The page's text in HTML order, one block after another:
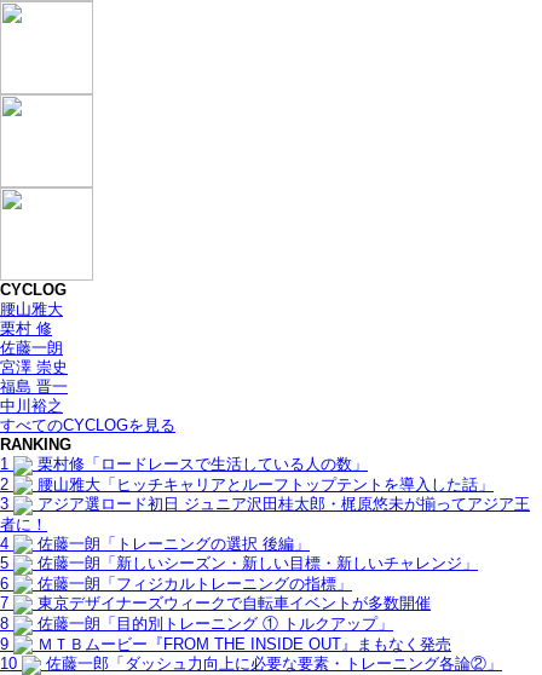
CYCLOG
腰山雅大
栗村 修
佐藤一朗
宮澤 崇史
福島 晋一
中川裕之
すべてのCYCLOGを見る
RANKING
1
栗村修「ロードレースで生活している人の数」
2
腰山雅大「ヒッチキャリアとルーフトップテントを導入した話」
3
アジア選ロード初日 ジュニア沢田桂太郎・梶原悠未が揃ってアジア王
者に！
4
佐藤一朗「トレーニングの選択 後編」
5
佐藤一朗「新しいシーズン・新しい目標・新しいチャレンジ」
6
佐藤一朗「フィジカルトレーニングの指標」
7
東京デザイナーズウィークで自転車イベントが多数開催
8
佐藤一朗「目的別トレーニング ① トルクアップ」
9
ＭＴＢムービー『FROM THE INSIDE OUT』まもなく発売
10
佐藤一郎「ダッシュ力向上に必要な要素・トレーニング各論②」